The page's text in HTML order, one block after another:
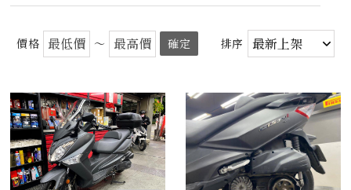
價格 ～ 確定 排序